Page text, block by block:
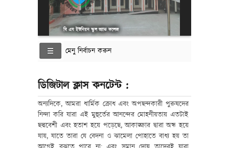
বি এম ইউনিয়ন স্কুল অ্যান্ড কলেজ
মেনু নির্বাচন করুন
ডিজিটাল ক্লাস কনটেন্ট :
অন্যদিকে, আমরা ধার্মিক ক্রোধ এবং অপছন্দকারী পুরুষদের
নিন্দা করি যারা এই মুহুর্তের আনন্দের মোহনীয়তায় এতটাই
ছদ্মবেশী এবং হতাশ হয়ে পড়েছে, আকাঙ্ক্ষার দ্বারা অন্ধ হয়ে
যায়, যাতে তারা যে বেদনা ও ঝামেলা পোহাতে বাধ্য হয় তা